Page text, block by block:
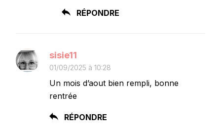
RÉPONDRE
sisie11
01/09/2025 à 10:28
Un mois d’aout bien rempli, bonne
rentrée
RÉPONDRE